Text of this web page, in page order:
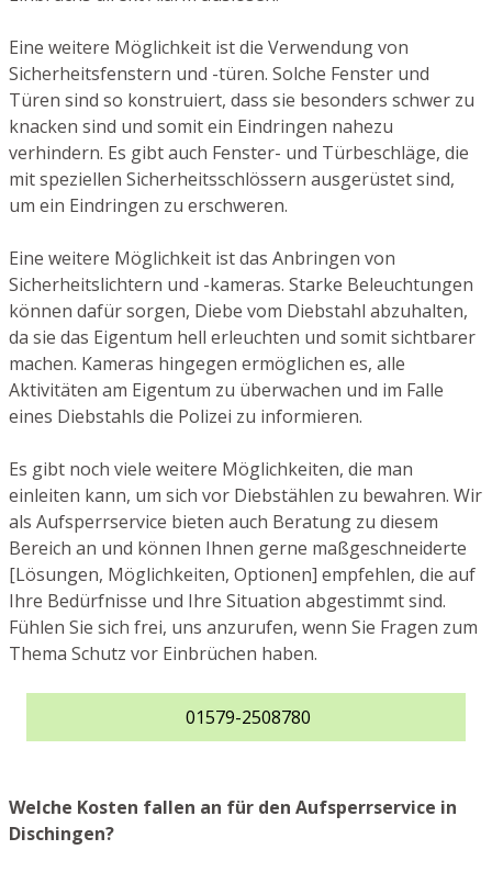
Eine weitere Möglichkeit ist die Verwendung von
Sicherheitsfenstern und -türen. Solche Fenster und
Türen sind so konstruiert, dass sie besonders schwer zu
knacken sind und somit ein Eindringen nahezu
verhindern. Es gibt auch Fenster- und Türbeschläge, die
mit speziellen Sicherheitsschlössern ausgerüstet sind,
um ein Eindringen zu erschweren.
Eine weitere Möglichkeit ist das Anbringen von
Sicherheitslichtern und -kameras. Starke Beleuchtungen
können dafür sorgen, Diebe vom Diebstahl abzuhalten,
da sie das Eigentum hell erleuchten und somit sichtbarer
machen. Kameras hingegen ermöglichen es, alle
Aktivitäten am Eigentum zu überwachen und im Falle
eines Diebstahls die Polizei zu informieren.
Es gibt noch viele weitere Möglichkeiten, die man
einleiten kann, um sich vor Diebstählen zu bewahren. Wir
als Aufsperrservice bieten auch Beratung zu diesem
Bereich an und können Ihnen gerne maßgeschneiderte
[Lösungen, Möglichkeiten, Optionen] empfehlen, die auf
Ihre Bedürfnisse und Ihre Situation abgestimmt sind.
Fühlen Sie sich frei, uns anzurufen, wenn Sie Fragen zum
Thema Schutz vor Einbrüchen haben.
01579-2508780
Welche Kosten fallen an für den Aufsperrservice in
Dischingen?